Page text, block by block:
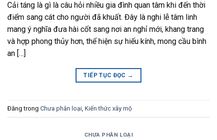
Cải táng là gì là câu hỏi nhiều gia đình quan tâm khi đến thời
điểm sang cát cho người đã khuất. Đây là nghi lễ tâm linh
mang ý nghĩa đưa hài cốt sang nơi an nghỉ mới, khang trang
và hợp phong thủy hơn, thể hiện sự hiếu kính, mong cầu bình
an […]
TIẾP TỤC ĐỌC →
Đăng trong Chưa phân loại Kiến thức xây mộ
CHƯA PHÂN LOẠI